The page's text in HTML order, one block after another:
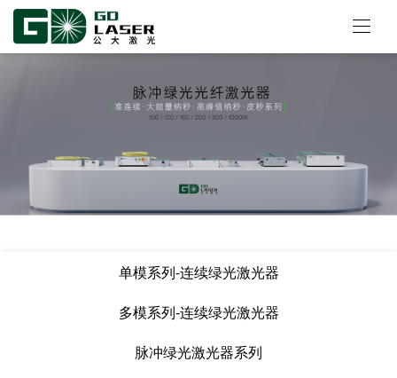
单模系列-连续绿光激光器
多模系列-连续绿光激光器
脉冲绿光激光器系列